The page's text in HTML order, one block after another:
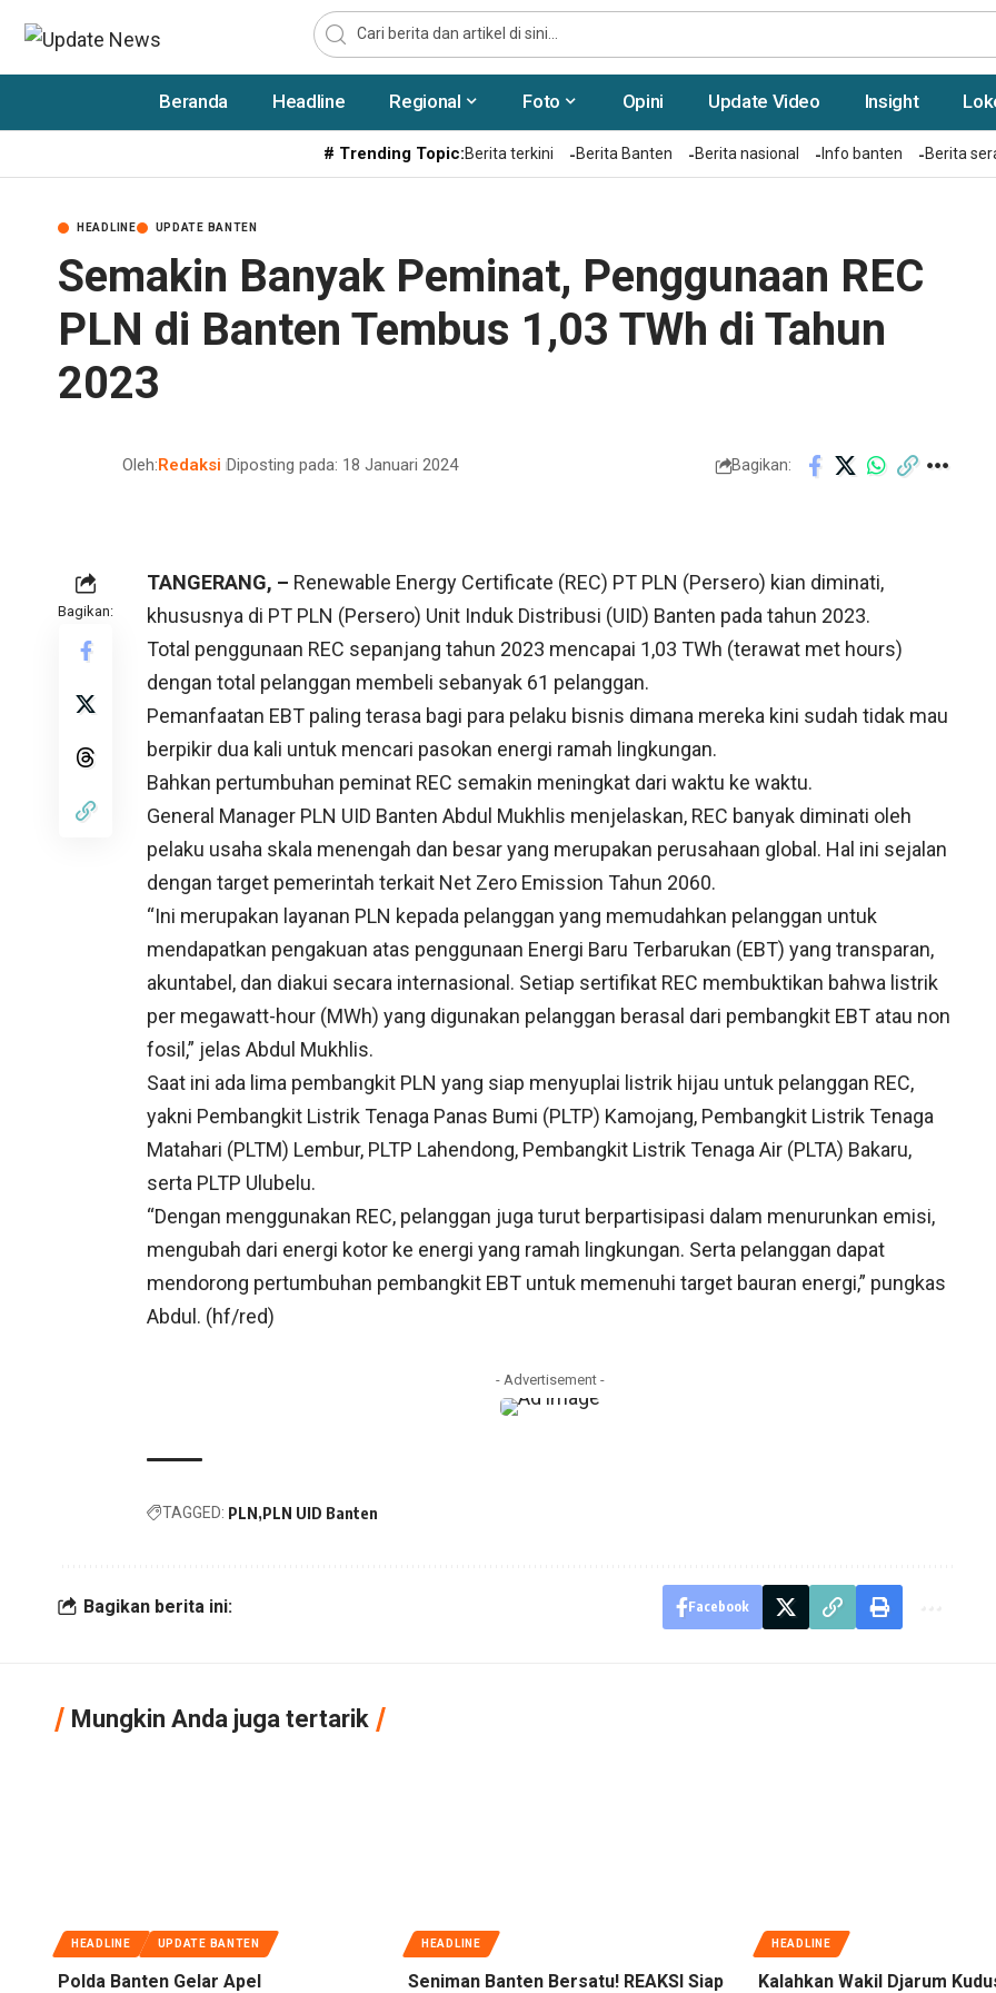
Beranda Headline Regional Foto Opini Update Video Insight
# Trending Topic:Berita terkini Berita Banten Berita nasional Info banten Berita
HEADLINE UPDATE BANTEN
Semakin Banyak Peminat, Penggunaan REC
PLN di Banten Tembus 1,03 TWh di Tahun
2023
Oleh:Redaksi Diposting pada: 18 Januari 2024 Bagikan:
Bagikan:
TANGERANG, – Renewable Energy Certificate (REC) PT PLN (Persero) kian diminati,
khususnya di PT PLN (Persero) Unit Induk Distribusi (UID) Banten pada tahun 2023.
Total penggunaan REC sepanjang tahun 2023 mencapai 1,03 TWh (terawat met hours)
dengan total pelanggan membeli sebanyak 61 pelanggan.
Pemanfaatan EBT paling terasa bagi para pelaku bisnis dimana mereka kini sudah tidak mau
berpikir dua kali untuk mencari pasokan energi ramah lingkungan.
Bahkan pertumbuhan peminat REC semakin meningkat dari waktu ke waktu.
General Manager PLN UID Banten Abdul Mukhlis menjelaskan, REC banyak diminati oleh
pelaku usaha skala menengah dan besar yang merupakan perusahaan global. Hal ini sejalan
dengan target pemerintah terkait Net Zero Emission Tahun 2060.
“Ini merupakan layanan PLN kepada pelanggan yang memudahkan pelanggan untuk
mendapatkan pengakuan atas penggunaan Energi Baru Terbarukan (EBT) yang transparan,
akuntabel, dan diakui secara internasional. Setiap sertifikat REC membuktikan bahwa listrik
per megawatt-hour (MWh) yang digunakan pelanggan berasal dari pembangkit EBT atau non
fosil,” jelas Abdul Mukhlis.
Saat ini ada lima pembangkit PLN yang siap menyuplai listrik hijau untuk pelanggan REC,
yakni Pembangkit Listrik Tenaga Panas Bumi (PLTP) Kamojang, Pembangkit Listrik Tenaga
Matahari (PLTM) Lembur, PLTP Lahendong, Pembangkit Listrik Tenaga Air (PLTA) Bakaru,
serta PLTP Ulubelu.
“Dengan menggunakan REC, pelanggan juga turut berpartisipasi dalam menurunkan emisi,
mengubah dari energi kotor ke energi yang ramah lingkungan. Serta pelanggan dapat
mendorong pertumbuhan pembangkit EBT untuk memenuhi target bauran energi,” pungkas
Abdul. (hf/red)
- Advertisement -
TAGGED: PLN PLN UID Banten
Bagikan berita ini: Facebook
Mungkin Anda juga tertarik
HEADLINE UPDATE BANTEN
Polda Banten Gelar Apel
HEADLINE
Seniman Banten Bersatu! REAKSI Siap
HEADLINE
Kalahkan Wakil Djarum